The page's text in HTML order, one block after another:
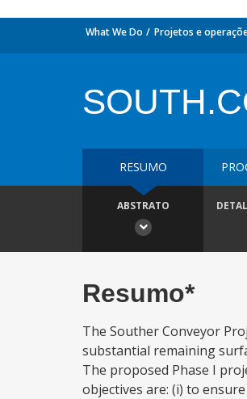
What We Do Projetos e
RESUMO
ABSTRATO
Resumo*
The Souther Conveyor
substantial remaining
The proposed Phase I
objectives are: (i) to